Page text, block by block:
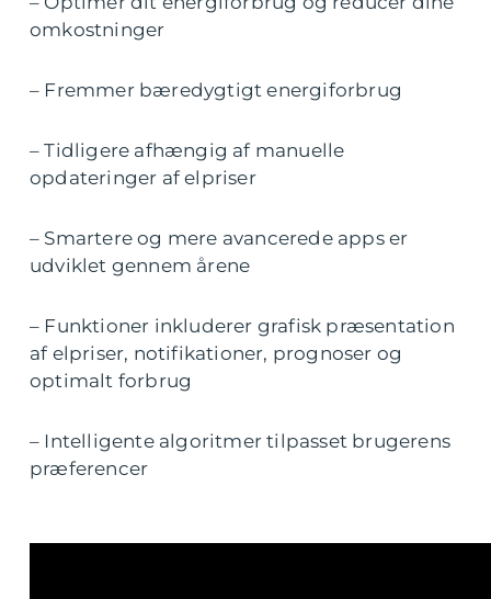
omkostninger
– Fremmer bæredygtigt energiforbrug
– Tidligere afhængig af manuelle
opdateringer af elpriser
– Smartere og mere avancerede apps er
udviklet gennem årene
– Funktioner inkluderer grafisk præsentation
af elpriser, notifikationer, prognoser og
optimalt forbrug
– Intelligente algoritmer tilpasset brugerens
præferencer